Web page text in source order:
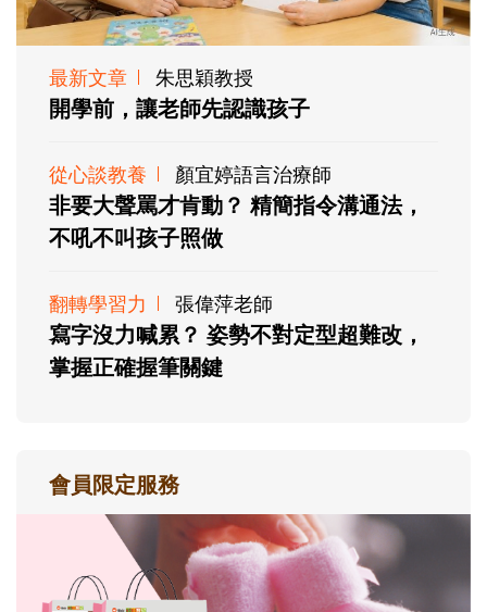
最新文章 朱思穎教授
開學前，讓老師先認識孩子
從心談教養 顏宜婷語言治療師
非要大聲罵才肯動？ 精簡指令溝通法，
不吼不叫孩子照做
翻轉學習力 張偉萍老師
寫字沒力喊累？ 姿勢不對定型超難改，
掌握正確握筆關鍵
會員限定服務